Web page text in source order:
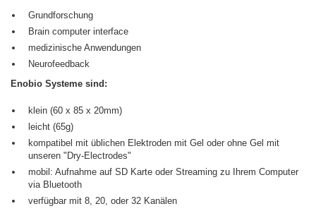
Grundforschung
Brain computer interface
medizinische Anwendungen
Neurofeedback
Enobio Systeme sind:
klein (60 x 85 x 20mm)
leicht (65g)
kompatibel mit üblichen Elektroden mit Gel oder ohne Gel mit
unseren "Dry-Electrodes"
mobil: Aufnahme auf SD Karte oder Streaming zu Ihrem Computer
via Bluetooth
verfügbar mit 8, 20, oder 32 Kanälen